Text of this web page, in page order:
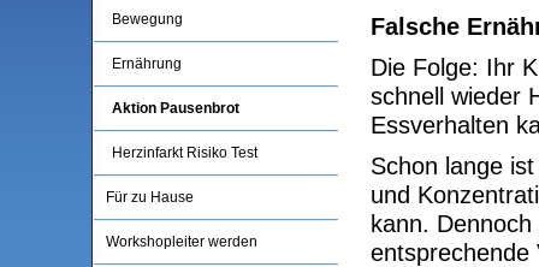
Bewegung
Ernährung
Aktion Pausenbrot
Herzinfarkt Risiko Test
Für zu Hause
Workshopleiter werden
Falsche
Die Folge: Ihr
schnell wieder
Essverhalten
Schon lange
und
kann.
entsprechende